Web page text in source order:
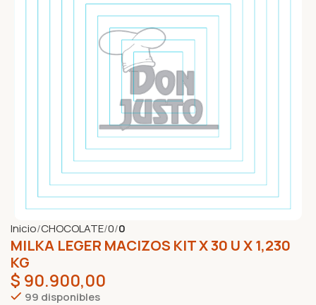
Inicio CHOCOLATE 0 0
MILKA LEGER MACIZOS KIT X 30 U X 1,230
KG
$ 90.900,00
99 disponibles